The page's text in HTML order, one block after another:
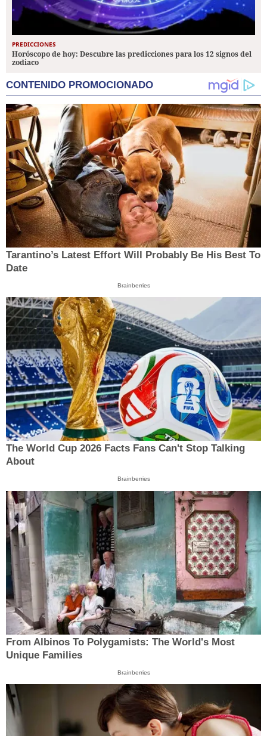
PREDICCIONES
Horóscopo de hoy: Descubre las predicciones para los 12 signos del
zodiaco
CONTENIDO PROMOCIONADO
Tarantino’s Latest Effort Will Probably Be His Best To
Date
Brainberries
The World Cup 2026 Facts Fans Can't Stop Talking
About
Brainberries
From Albinos To Polygamists: The World's Most
Unique Families
Brainberries